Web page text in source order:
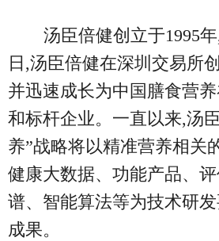
汤臣倍健创立于1995
日,汤臣倍健在深圳交易所
并迅速成长为中国膳食营
和标杆企业。一直以来,汤
养”战略将以精准营养相关
健康大数据、功能产品、
谱、智能算法等为技术研
成果。